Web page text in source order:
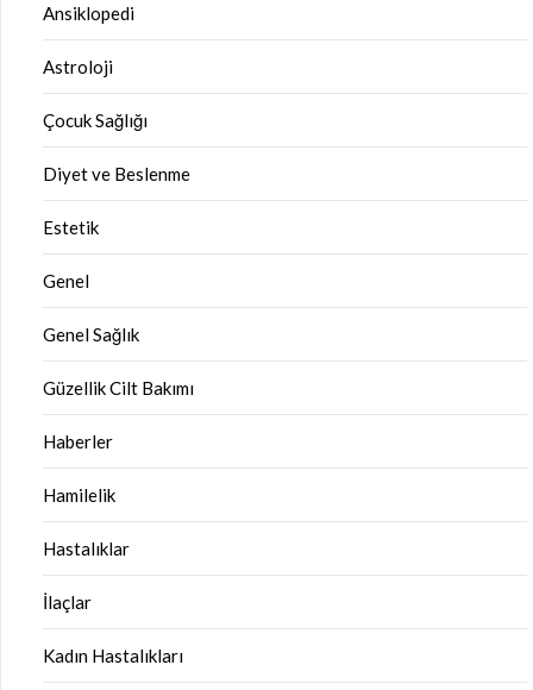
Ansiklopedi
Astroloji
Çocuk Sağlığı
Diyet ve Beslenme
Estetik
Genel
Genel Sağlık
Güzellik Cilt Bakımı
Haberler
Hamilelik
Hastalıklar
İlaçlar
Kadın Hastalıkları